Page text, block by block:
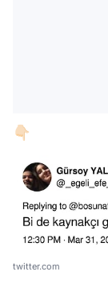
👇🏻
twitter.com